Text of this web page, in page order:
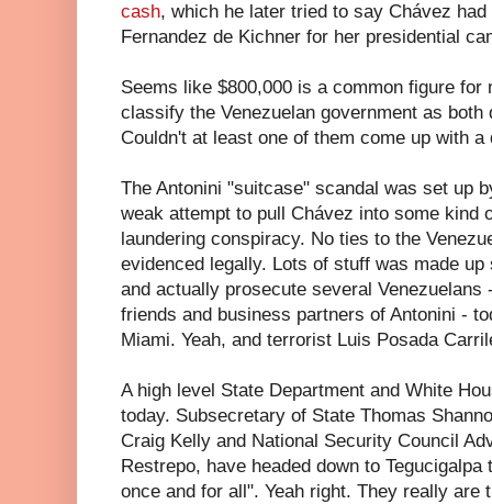
cash, which he later tried to say Chávez
Fernandez de Kichner for her presidential
Seems like $800,000 is a common figure for
classify the Venezuelan government as both
Couldn't at least one of them come up with
The Antonini "suitcase" scandal was set up
weak attempt to pull Chávez into some kind
laundering conspiracy. No ties to the
evidenced legally. Lots of stuff was made
and actually prosecute several
friends and business partners of Antonini -
Miami. Yeah, and terrorist Luis Posada
A high level State Department and White
today. Subsecretary of State Thomas
Craig Kelly and National Security Council
Restrepo, have headed down to
once and for all". Yeah right. They really are